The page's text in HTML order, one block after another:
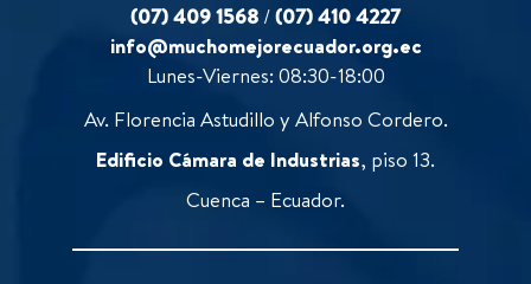
(07) 409 1568 /(07) 410 4227
info@muchomejorecuador.org.ec
Lunes-Viernes: 08:30-18:00
Av. Florencia Astudillo y Alfonso Cordero.
Edificio Cámara de Industrias, piso 13.
Cuenca – Ecuador.